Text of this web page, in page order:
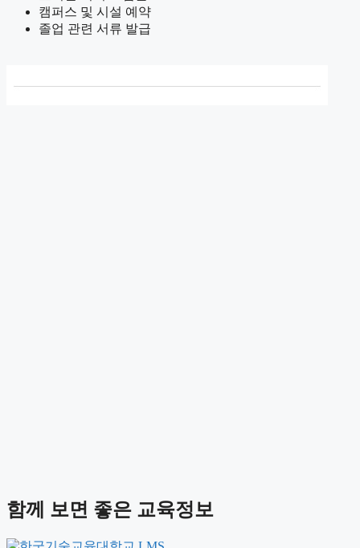
캠퍼스 및 시설 예약
졸업 관련 서류 발급
함께 보면 좋은 교육정보